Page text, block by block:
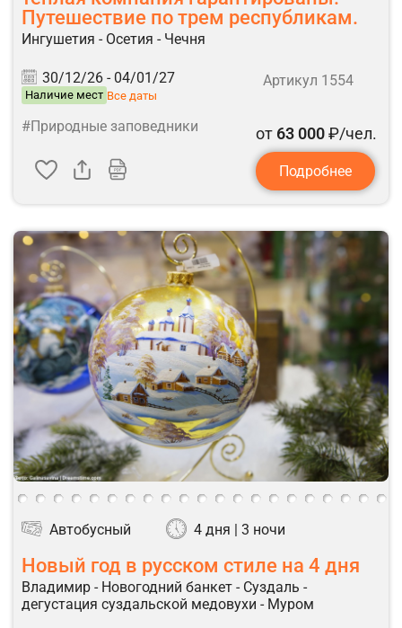
Путешествие по трем республикам.
Ингушетия - Осетия - Чечня
30/12/26 - 04/01/27
Наличие мест Все даты
Артикул 1554
#Природные заповедники от 63 000₽/чел.
Подробнее
Автобусный 4 дня | 3 ночи
Новый год в русском стиле на 4 дня
Владимир - Новогодний банкет - Суздаль -
дегустация суздальской медовухи - Муром